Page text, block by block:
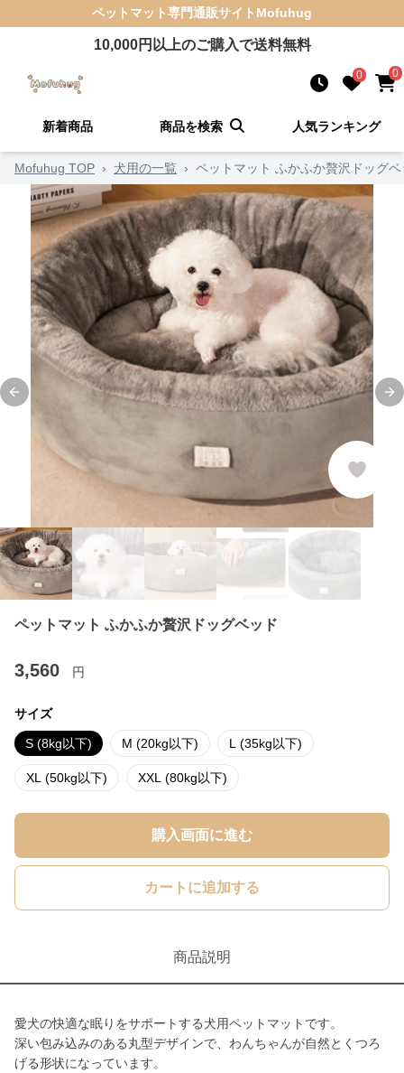
ペットマット専門通販サイト Mofuhug
10,000円以上のご購入で送料無料
0 0
新着商品 商品を検索 人気ランキング
Mofuhug TOP › 犬用の一覧 › ペットマット ふかふか贅沢ドッグベ
Previous slide
ペットマット ふかふか贅沢ドッグベッド
3,560 円
サイズ
S (8kg以下) M (20kg以下) L (35kg以下)
XL (50kg以下) XXL (80kg以下)
購入画面に進む
カートに追加する
商品説明
愛犬の快適な眠りをサポートする犬用ペットマットです。
深い包み込みのある丸型デザインで、わんちゃんが自然とくつろ
げる形状になっています。